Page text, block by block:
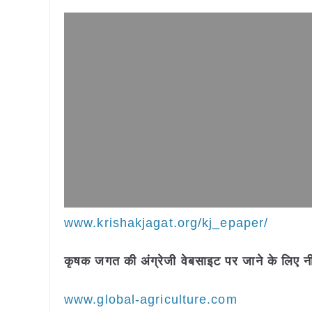
www.krishakjagat.org/kj_epaper/
कृषक जगत की अंग्रेजी वेबसाइट पर जाने के लिए
www.global-agriculture.com